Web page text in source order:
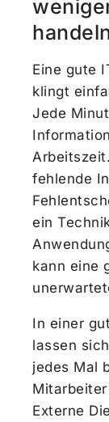
Eine gute
klingt
Jede
fehlende
ein
kann eine
In einer
lassen
jedes Mal
Externe